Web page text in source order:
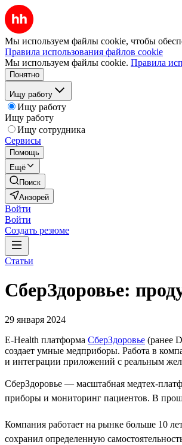
Мы используем файлы cookie, чтобы
Правила использования файлов cookie
Мы используем файлы cookie. Правила
Понятно
Ищу работу
Ищу работу
Ищу работу
Ищу сотрудника
Сервисы
Помощь
Ещё
Поиск
Анзорей
Войти
Войти
Создать резюме
Статьи
СберЗдоровье:
29 января 2024
E-Health платформа СберЗдоровье (ранее
создает умные медприборы. Работа в
и интеграции приложений с реальным
СберЗдоровье — масштабная медтех-
приборы и мониторинг пациентов. В
Компания работает на рынке больше 10
сохранил определенную